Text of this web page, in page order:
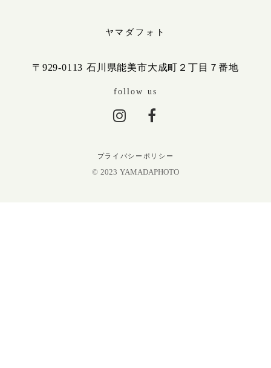
ヤマダフォト
〒929-0113 石川県能美市大成町２丁目７番地
follow us
プライバシーポリシー
© 2023 YAMADAPHOTO